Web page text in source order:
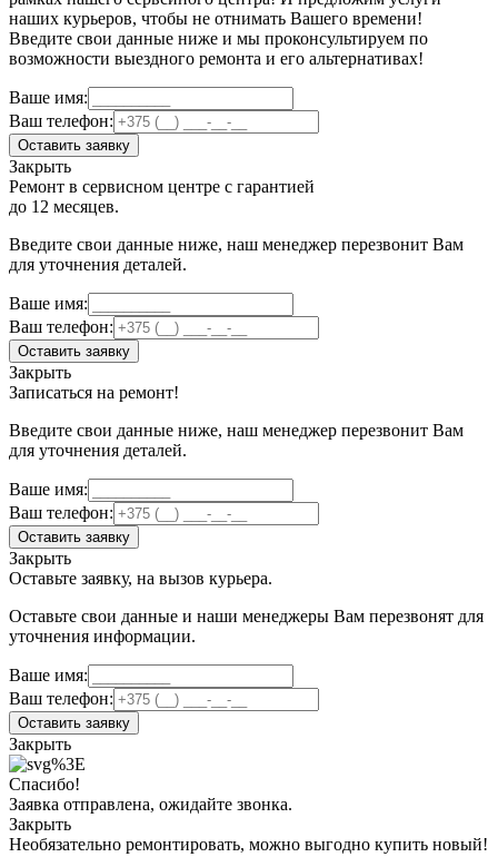
наших курьеров, чтобы не отнимать Вашего времени!
Введите свои данные ниже и мы проконсультируем по
возможности выездного ремонта и его альтернативах!
Ваше имя:
Ваш телефон:
Оставить заявку
Закрыть
Ремонт в сервисном центре с гарантией
до 12 месяцев.
Введите свои данные ниже, наш менеджер перезвонит Вам
для уточнения деталей.
Ваше имя:
Ваш телефон:
Оставить заявку
Закрыть
Записаться на ремонт!
Введите свои данные ниже, наш менеджер перезвонит Вам
для уточнения деталей.
Ваше имя:
Ваш телефон:
Оставить заявку
Закрыть
Оставьте заявку, на вызов курьера.
Оставьте свои данные и наши менеджеры Вам перезвонят для
уточнения информации.
Ваше имя:
Ваш телефон:
Оставить заявку
Закрыть
Спасибо!
Заявка отправлена, ожидайте звонка.
Закрыть
Необязательно ремонтировать, можно выгодно купить новый!